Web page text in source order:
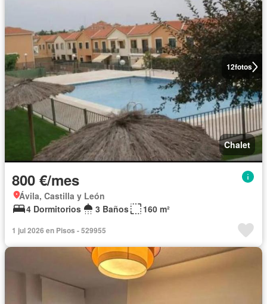
12fotos
Chalet
800 €/mes
Ávila, Castilla y León
4 Dormitorios
3 Baños 160 m²
1 jul 2026 en Pisos - 529955